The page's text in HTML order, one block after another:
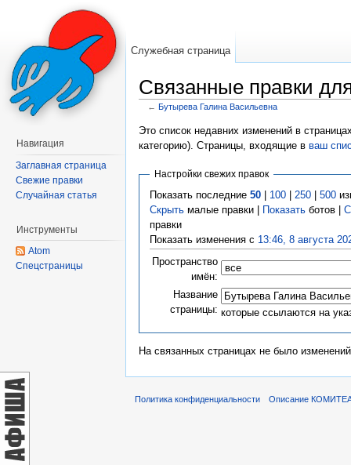
Связанные правки
← Бутырева Галина Васильевна
Это список недавних изменений в
категорию). Страницы, входящие в ваш
Настройки свежих правок
Показать последние 50| 100| 250| 500
Скрытьмалые правки | Показатьботов |
правки
Показать изменения с 13:46, 8 августа
Пространство
имён:
Название
страницы: которые ссылаются на
На связанных страницах не было
Служебная страница
Навигация
Заглавная страница
Свежие правки
Случайная статья
Инструменты
Atom
Спецстраницы
Политика конфиденциальности Описание